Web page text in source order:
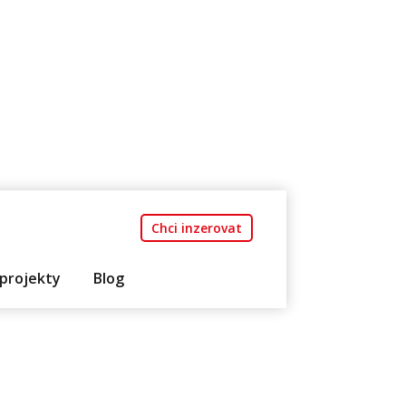
Chci inzerovat
Blog